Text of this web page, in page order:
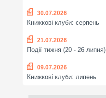
30.07.2026
Книжкові клуби: серпень
21.07.2026
Події тижня (20 - 26 липня)
09.07.2026
Книжкові клуби: липень